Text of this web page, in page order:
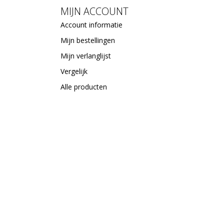
MIJN ACCOUNT
Account informatie
Mijn bestellingen
Mijn verlanglijst
Vergelijk
Alle producten